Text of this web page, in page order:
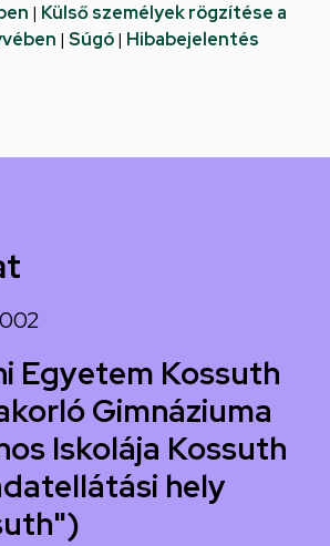
| Külső személyek rögzítése a
| Súgó| Hibabejelentés
Egyetem Kossuth
Gimnáziuma
Iskolája Kossuth
hely